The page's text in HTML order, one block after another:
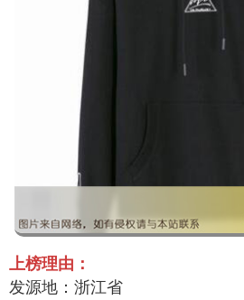
上榜理由：
发源地：浙江省